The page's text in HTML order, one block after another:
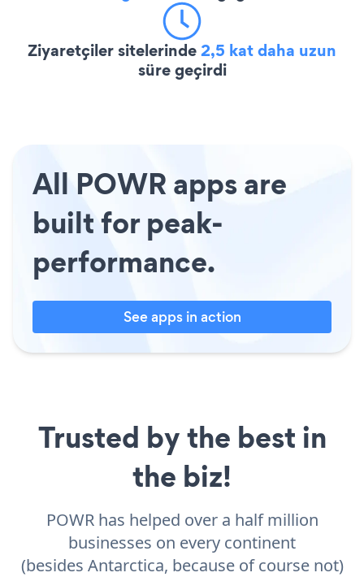
Ziyaretçiler sitelerinde2,5 kat daha uzun
süre geçirdi
All POWR apps are
built for peak-
performance.
See apps in action
Trusted by the best in
the biz!
POWR has helped over a half million
businesses on every continent
(besides Antarctica, because of course not)